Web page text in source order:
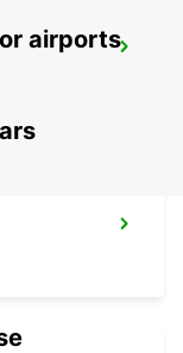
airports